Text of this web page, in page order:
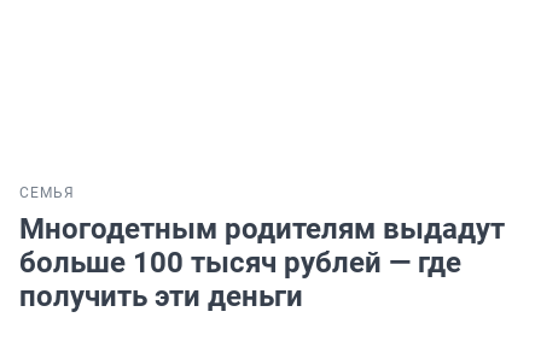
СЕМЬЯ
Многодетным родителям выдадут
больше 100 тысяч рублей — где
получить эти деньги